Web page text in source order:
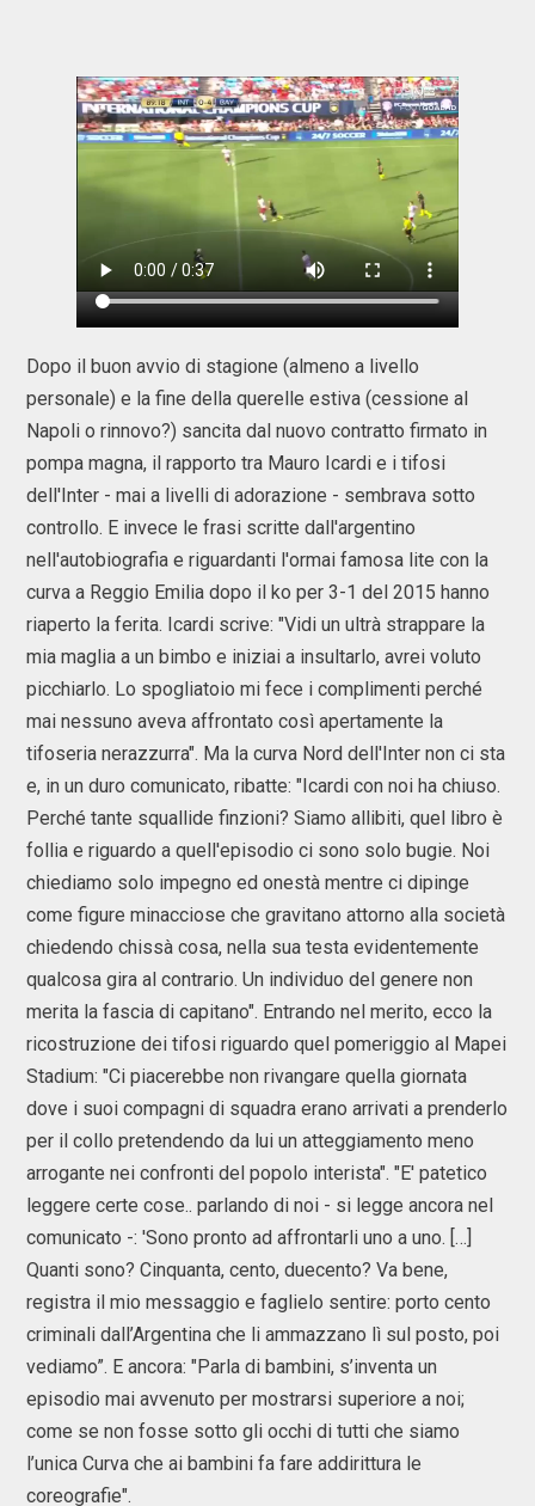
Dopo il buon avvio di stagione (almeno a livello
personale) e la fine della querelle estiva (cessione al
Napoli o rinnovo?) sancita dal nuovo contratto firmato in
pompa magna, il rapporto tra Mauro Icardi e i tifosi
dell'Inter - mai a livelli di adorazione - sembrava sotto
controllo. E invece le frasi scritte dall'argentino
nell'autobiografia e riguardanti l'ormai famosa lite con la
curva a Reggio Emilia dopo il ko per 3-1 del 2015 hanno
riaperto la ferita. Icardi scrive: "Vidi un ultrà strappare la
mia maglia a un bimbo e iniziai a insultarlo, avrei voluto
picchiarlo. Lo spogliatoio mi fece i complimenti perché
mai nessuno aveva affrontato così apertamente la
tifoseria nerazzurra". Ma la curva Nord dell'Inter non ci sta
e, in un duro comunicato, ribatte: "Icardi con noi ha chiuso.
Perché tante squallide finzioni? Siamo allibiti, quel libro è
follia e riguardo a quell'episodio ci sono solo bugie. Noi
chiediamo solo impegno ed onestà mentre ci dipinge
come figure minacciose che gravitano attorno alla società
chiedendo chissà cosa, nella sua testa evidentemente
qualcosa gira al contrario. Un individuo del genere non
merita la fascia di capitano". Entrando nel merito, ecco la
ricostruzione dei tifosi riguardo quel pomeriggio al Mapei
Stadium: "Ci piacerebbe non rivangare quella giornata
dove i suoi compagni di squadra erano arrivati a prenderlo
per il collo pretendendo da lui un atteggiamento meno
arrogante nei confronti del popolo interista". "E' patetico
leggere certe cose.. parlando di noi - si legge ancora nel
comunicato -: 'Sono pronto ad affrontarli uno a uno. […]
Quanti sono? Cinquanta, cento, duecento? Va bene,
registra il mio messaggio e faglielo sentire: porto cento
criminali dall’Argentina che li ammazzano lì sul posto, poi
vediamo”. E ancora: "Parla di bambini, s’inventa un
episodio mai avvenuto per mostrarsi superiore a noi;
come se non fosse sotto gli occhi di tutti che siamo
l’unica Curva che ai bambini fa fare addirittura le
coreografie".